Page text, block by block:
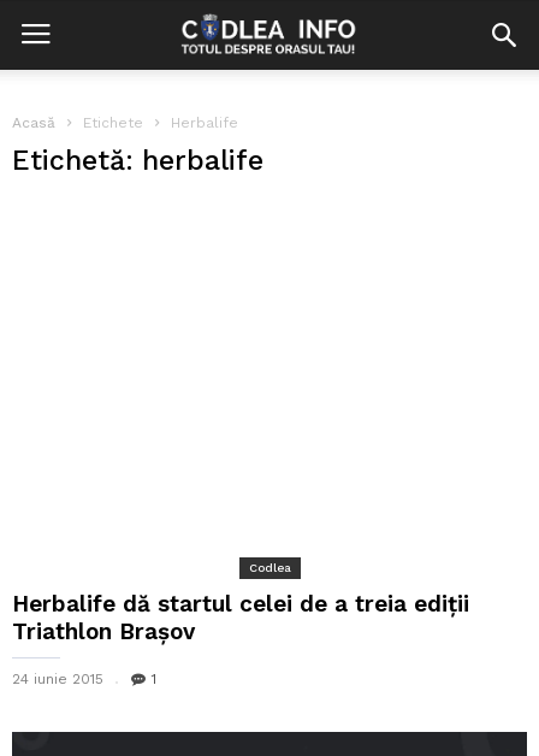
Acasă Etichete Herbalife
Etichetă: herbalife
Codlea
Herbalife dă startul celei de a treia ediții
Triathlon Brașov
24 iunie 2015 1